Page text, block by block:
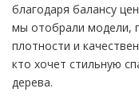
благодаря балансу
мы отобрали модели,
плотности и
кто хочет стильную
дерева.